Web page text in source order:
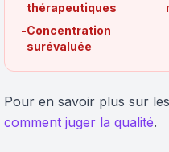
thérapeutiques
-Concentration
surévaluée
Pour en savoir plus sur
comment juger la qualité.